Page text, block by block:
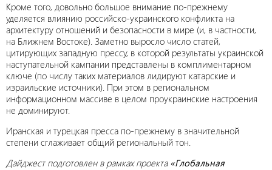
Кроме того, довольно большое внимание по-прежнему
уделяется влиянию российско-украинского конфликта на
архитектуру отношений и безопасности в мире (и, в частности,
на Ближнем Востоке). Заметно выросло число статей,
цитирующих западную прессу, в которой результаты украинской
наступательной кампании представлены в комплиментарном
ключе (по числу таких материалов лидируют катарские и
израильские источники). При этом в региональном
информационном массиве в целом проукраинские настроения
не доминируют.
Иранская и турецкая пресса по-прежнему в значительной
степени сглаживает общий региональный тон.
Дайджест подготовлен в рамках проекта «Глобальная